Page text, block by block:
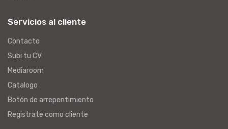
Servicios al cliente
Contacto
Subi tu CV
Mediaroom
Catalogo
Botón de arrepentimiento
Registrate como cliente